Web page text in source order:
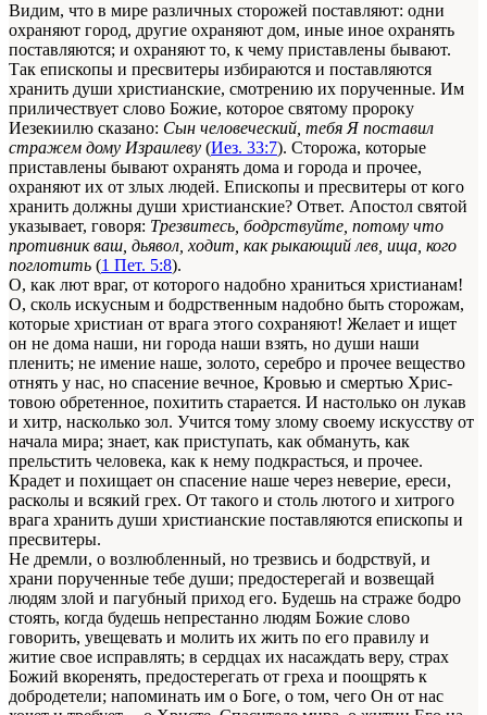
Видим, что в мире различных сторожей по­ставляют: одни
охраняют город, другие охраняют дом, иные иное охранять
поставляются; и охраняют то, к чему приставлены бывают.
Так епископы и пресвитеры избираются и постав­ляются
хранить души христианские, смотре­нию их порученные. Им
приличествует слово Божие, которое святому пророку
Иезекиилю сказано: Сын человеческий, тебя Я поставил
стражем дому Израилеву (Иез. 33:7). Сторожа, которые
приставлены бывают охранять дома и города и прочее,
охраняют их от злых людей. Епископы и пресвитеры от кого
хранить долж­ны души христианские? Ответ. Апостол святой
указывает, говоря: Трезвитесь, бодрствуйте, по­тому что
противник ваш, дьявол, ходит, как ры­кающий лев, ища, кого
поглотить (1 Пет. 5:8).
О, как лют враг, от которого надобно хра­ниться хри­стианам!
О, сколь искусным и бодрственным надобно быть сторожам,
которые христиан от врага этого сохраняют! Желает и ищет
он не дома наши, ни города наши взять, но души наши
пленить; не имение наше, зо­лото, серебро и прочее вещество
отнять у нас, но спасение вечное, Кровью и смертью Хрис­
товою обретенное, похитить старается. И на­столько он лукав
и хитр, насколько зол. Учит­ся тому злому своему искусству от
начала мира; знает, как приступать, как обмануть, как
прельстить человека, как к нему подкрасться, и прочее.
Крадет и похищает он спасение наше через неверие, ереси,
расколы и всякий грех. От такого и столь лютого и хитрого
вра­га хранить души христианские поставляются епископы и
пресвитеры.
Не дремли, о возлюбленный, но трезвись и бодрствуй, и
храни порученные тебе души; предостерегай и возвещай
людям злой и па­губный приход его. Будешь на страже бодро
стоять, когда будешь непрестанно людям Божие слово
говорить, увещевать и молить их жить по его правилу и
житие свое исправлять; в сердцах их насаждать веру, страх
Божий вко­ренять, предостерегать от греха и поощрять к
добродетели; напоминать им о Боге, о том, чего Он от нас